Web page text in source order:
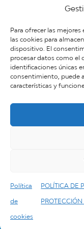
Para ofrecer las
las cookies para
dispositivo. El
procesar datos como el
identificaciones únicas
consentimiento, puede
características y
Política
de
cookies
POLÍTICA DE
Instalación
POLÍTICA DE
©2018
Media